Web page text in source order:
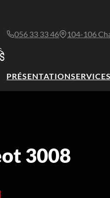
056 33 33 46 104-106
PRÉSENTATION
3008